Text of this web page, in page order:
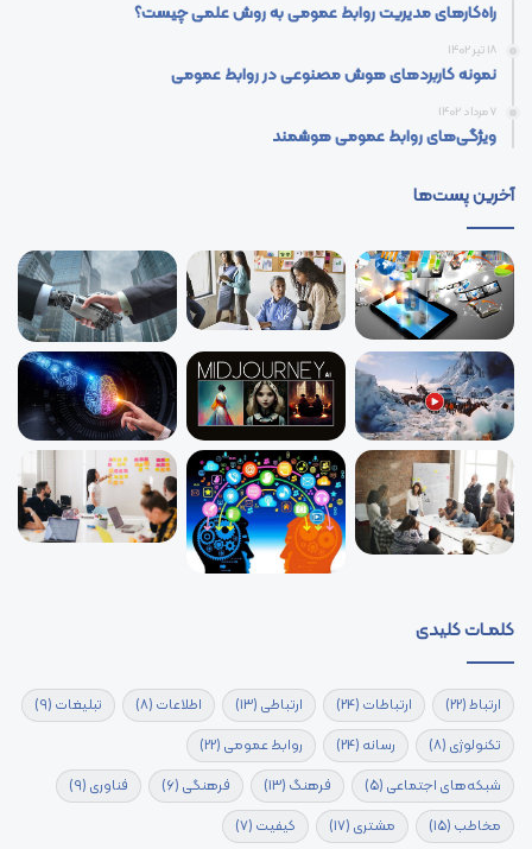
راه‌کارهای مدیریت روابط عمومی به روش علمی چیست؟
18 تیر 1402
نمونه کاربردهای هوش مصنوعی در روابط عمومی
7 مرداد 1402
ویژگی‌های روابط عمومی هوشمند
آخرین پست‌ها
کلمـات کلیدی
ارتباط(22) ارتباطات (24) ارتباطی (13) اطلاعات (8) تبلیغات (9)
تکنولوژی (8) رسانه (24) روابط عمومی (22)
شبکه‌های اجتماعی (5) فرهنگ (13) فرهنگی (6) فناوری (9)
مخاطب (15) مشتری (17) کیفیت (7)